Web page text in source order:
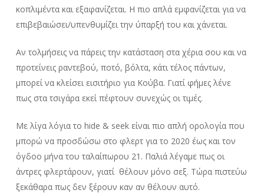
κοπλιμέντα και εξαφανίζεται. Η πιο απλά εμφανίζεται για να
επιβεβαιώσει/υπενθυμίζει την ύπαρξή του και χάνεται.
Αν τολμήσεις να πάρεις την κατάσταση στα χέρια σου και να
προτείνεις ραντεβού, ποτό, βόλτα, κάτι τέλος πάντων,
μπορεί να κλείσει εισιτήριο για Κούβα. Γιατί φήμες λένε
πως στα τσιγάρα εκεί πέφτουν συνεχώς οι τιμές.
Με λίγα λόγια το hide & seek είναι πιο απλή ορολογία που
μπορώ να προσδώσω στο φλερτ για το 2020 έως και τον
όγδοο μήνα του ταλαίπωρου 21. Παλιά λέγαμε πως οι
άντρες φλερτάρουν, γιατί θέλουν μόνο σεξ. Τώρα πιστεύω
ξεκάθαρα πως δεν ξέρουν καν αν θέλουν αυτό.